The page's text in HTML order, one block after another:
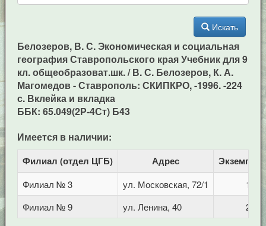
Искать
Белозеров, В. С. Экономическая и социальная
география Ставропольского края Учебник для 9
кл. общеобразоват.шк. / В. С. Белозеров, К. А.
Магомедов - Ставрополь: СКИПКРО, -1996. -224
с. Вклейка и вкладка
ББК: 65.049(2Р-4Ст) Б43
Имеется в наличии:
Филиал (отдел ЦГБ) Адрес
Филиал № 3 ул. Московская, 72/1
1
Филиал № 9
ул. Ленина, 40 2